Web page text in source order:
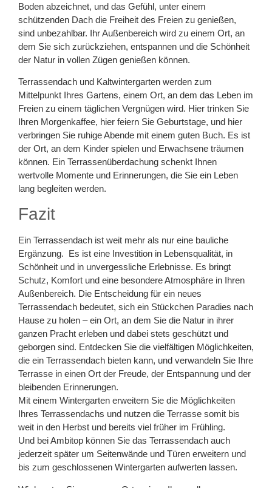
Boden abzeichnet, und das Gefühl, unter einem
schützenden Dach die Freiheit des Freien zu genießen,
sind unbezahlbar. Ihr Außenbereich wird zu einem Ort, an
dem Sie sich zurückziehen, entspannen und die Schönheit
der Natur in vollen Zügen genießen können.
Terrassendach und Kaltwintergarten werden zum
Mittelpunkt Ihres Gartens, einem Ort, an dem das Leben im
Freien zu einem täglichen Vergnügen wird. Hier trinken Sie
Ihren Morgenkaffee, hier feiern Sie Geburtstage, und hier
verbringen Sie ruhige Abende mit einem guten Buch. Es ist
der Ort, an dem Kinder spielen und Erwachsene träumen
können. Ein Terrassenüberdachung schenkt Ihnen
wertvolle Momente und Erinnerungen, die Sie ein Leben
lang begleiten werden.
Fazit
Ein Terrassendach ist weit mehr als nur eine bauliche
Ergänzung. Es ist eine Investition in Lebensqualität, in
Schönheit und in unvergessliche Erlebnisse. Es bringt
Schutz, Komfort und eine besondere Atmosphäre in Ihren
Außenbereich. Die Entscheidung für ein neues
Terrassendach bedeutet, sich ein Stückchen Paradies nach
Hause zu holen – ein Ort, an dem Sie die Natur in ihrer
ganzen Pracht erleben und dabei stets geschützt und
geborgen sind. Entdecken Sie die vielfältigen Möglichkeiten,
die ein Terrassendach bieten kann, und verwandeln Sie Ihre
Terrasse in einen Ort der Freude, der Entspannung und der
bleibenden Erinnerungen.
Mit einem Wintergarten erweitern Sie die Möglichkeiten
Ihres Terrassendachs und nutzen die Terrasse somit bis
weit in den Herbst und bereits viel früher im Frühling.
Und bei Ambitop können Sie das Terrassendach auch
jederzeit später um Seitenwände und Türen erweitern und
bis zum geschlossenen Wintergarten aufwerten lassen.